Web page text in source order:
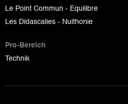
Le Point Commun - Equilibre
Les Didascalies - Nuithonie
Pro-Bereich
Technik